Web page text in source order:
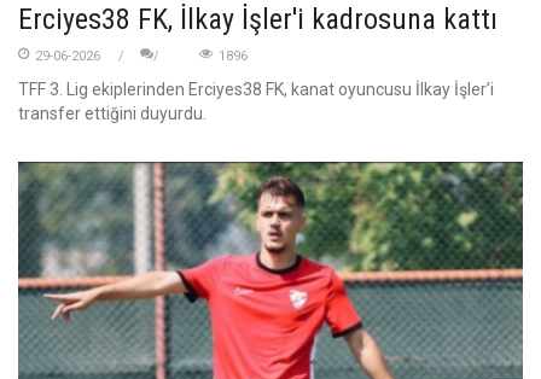
Erciyes38 FK, İlkay İşler'i kadrosuna kattı
29-06-2026 1896
TFF 3. Lig ekiplerinden Erciyes38 FK, kanat oyuncusu İlkay İşler’i
transfer ettiğini duyurdu.